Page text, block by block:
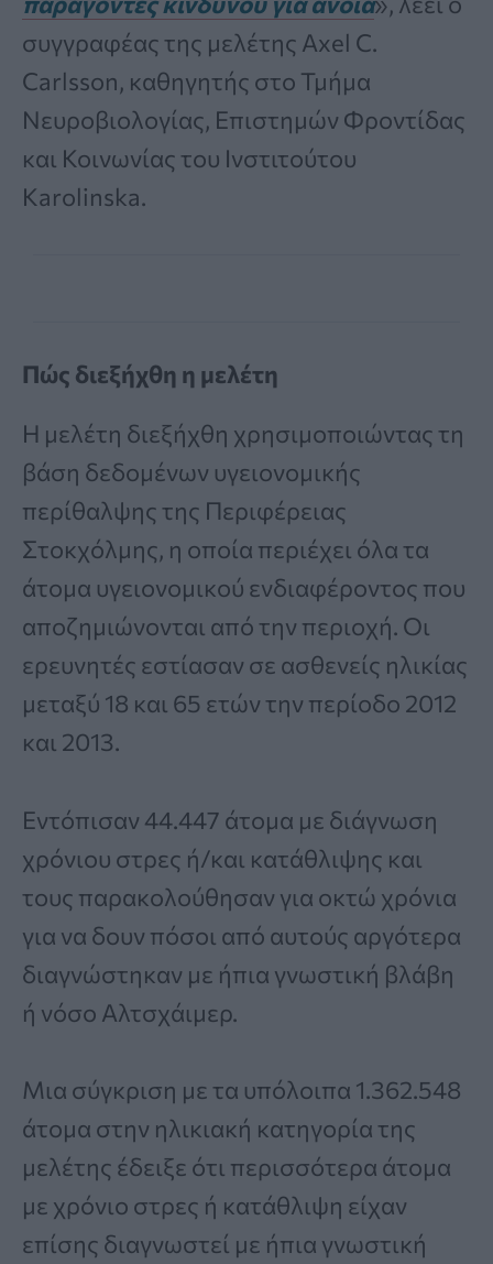
συγγραφέας της μελέτης Axel C.
Carlsson, καθηγητής στο Τμήμα
Νευροβιολογίας, Επιστημών Φροντίδας
και Κοινωνίας του Ινστιτούτου
Karolinska.
Πώς διεξήχθη η μελέτη
Η μελέτη διεξήχθη χρησιμοποιώντας τη
βάση δεδομένων υγειονομικής
περίθαλψης της Περιφέρειας
Στοκχόλμης, η οποία περιέχει όλα τα
άτομα υγειονομικού ενδιαφέροντος που
αποζημιώνονται από την περιοχή. Οι
ερευνητές εστίασαν σε ασθενείς ηλικίας
μεταξύ 18 και 65 ετών την περίοδο 2012
και 2013.
Εντόπισαν 44.447 άτομα με διάγνωση
χρόνιου στρες ή/και κατάθλιψης και
τους παρακολούθησαν για οκτώ χρόνια
για να δουν πόσοι από αυτούς αργότερα
διαγνώστηκαν με ήπια γνωστική βλάβη
ή νόσο Αλτσχάιμερ.
Μια σύγκριση με τα υπόλοιπα 1.362.548
άτομα στην ηλικιακή κατηγορία της
μελέτης έδειξε ότι περισσότερα άτομα
με χρόνιο στρες ή κατάθλιψη είχαν
επίσης διαγνωστεί με ήπια γνωστική